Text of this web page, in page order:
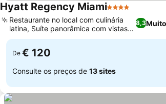
Hyatt Regency Miami4 Estrelas
8,3
Restaurante no local com culinária
latina, Suíte panorâmica com vistas
amplas
De € 120
Consulte os preços de 13 sites